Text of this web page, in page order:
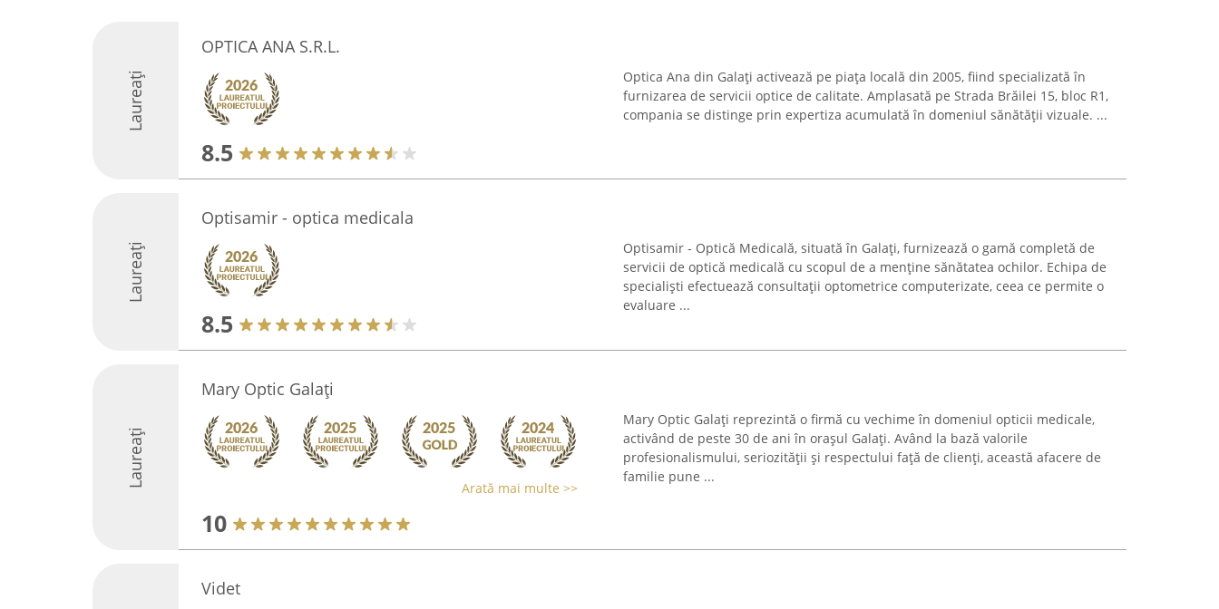
Laureați
OPTICA ANA S.R.L.
8.5
Optica Ana din Galați activează pe piața locală din 2005, fiind specializată în
furnizarea de servicii optice de calitate. Amplasată pe Strada Brăilei 15, bloc R1,
compania se distinge prin expertiza acumulată în domeniul sănătății vizuale. ...
Laureați
Optisamir - optica medicala
8.5
Optisamir - Optică Medicală, situată în Galați, furnizează o gamă completă de
servicii de optică medicală cu scopul de a menține sănătatea ochilor. Echipa de
specialiști efectuează consultații optometrice computerizate, ceea ce permite o
evaluare ...
Laureați
Mary Optic Galați
Arată mai multe >>
10
Mary Optic Galați reprezintă o firmă cu vechime în domeniul opticii medicale,
activând de peste 30 de ani în orașul Galați. Având la bază valorile
profesionalismului, seriozității și respectului față de clienți, această afacere de
familie pune ...
Videt